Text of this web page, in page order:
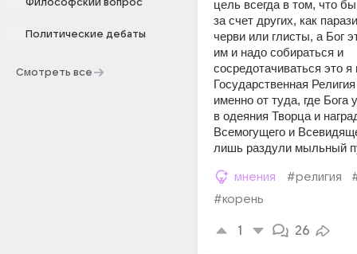
Философский вопрос
Политические дебаты
Смотреть все
цель всегда в том, что
за счет других, как
черви или глисты, а Бог
им и надо собираться и
сосредотачиваться это я
Государственная
именно от туда, где Бога
в одеяния Творца и
Всемогущего и
лишь раздули мыльный
мнения #религия
#корень
1 26